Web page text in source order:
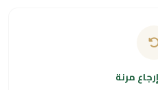
مرنة